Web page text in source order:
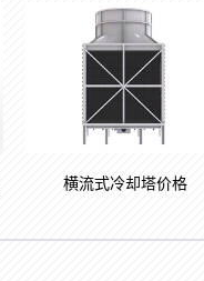
横流式冷却塔价格